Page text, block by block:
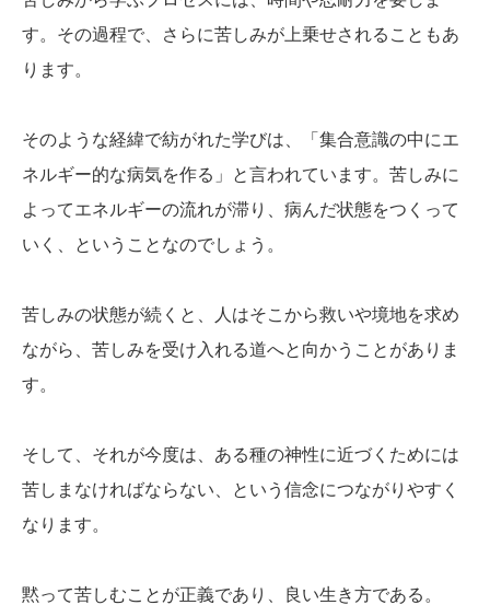
す。その過程で、さらに苦しみが上乗せされることもあ
ります。
そのような経緯で紡がれた学びは、「集合意識の中にエ
ネルギー的な病気を作る」と言われています。苦しみに
よってエネルギーの流れが滞り、病んだ状態をつくって
いく、ということなのでしょう。
苦しみの状態が続くと、人はそこから救いや境地を求め
ながら、苦しみを受け入れる道へと向かうことがありま
す。
そして、それが今度は、ある種の神性に近づくためには
苦しまなければならない、という信念につながりやすく
なります。
黙って苦しむことが正義であり、良い生き方である。